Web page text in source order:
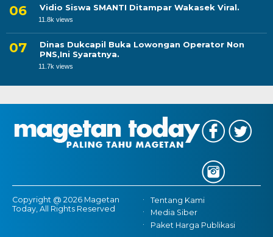
Vidio Siswa SMANTI Ditampar Wakasek Viral.
11.8k views
Dinas Dukcapil Buka Lowongan Operator Non
PNS,Ini Syaratnya.
11.7k views
Copyright @ 2026 Magetan
Today, All Rights Reserved
Tentang Kami
Media Siber
Paket Harga Publikasi